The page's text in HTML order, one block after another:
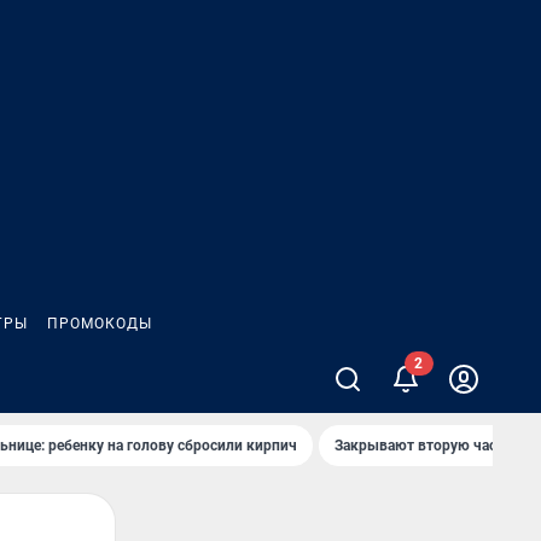
ПРОМОКОДЫ
ребенку на голову сбросили кирпич Закрывают вторую часть